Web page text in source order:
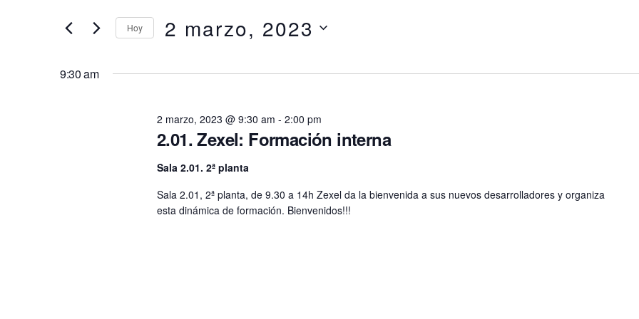
2
marzo,
búsqueda
y
Busca
la
Hoy 2 marzo, 2023
9:30 am
2.01. Zexel: Formación interna
2 marzo, 2023 @ 9:30 am - 2:00 pm
Sala 2.01. 2ª planta
Sala 2.01, 2ª planta, de 9.30 a 14h Zexel da la bienvenida a sus nuevos desarrolladores y organiza
esta dinámica de formación. Bienvenidos!!!